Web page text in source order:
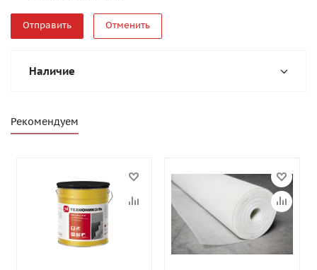
Отменить
Наличие
Рекомендуем